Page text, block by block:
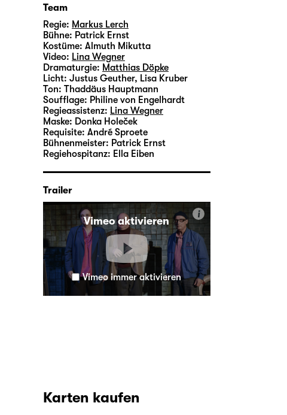
Team
Regie: Markus Lerch
Bühne: Patrick Ernst
Kostüme: Almuth Mikutta
Video: Lina Wegner
Dramaturgie: Matthias Döpke
Licht: Justus Geuther, Lisa Kruber
Ton: Thaddäus Hauptmann
Soufflage: Philine von Engelhardt
Regieassistenz: Lina Wegner
Maske: Donka Holeček
Requisite: André Sproete
Bühnenmeister: Patrick Ernst
Regiehospitanz: Ella Eiben
Trailer
Vimeo aktivieren
i
Vimeo immer aktivieren
Karten kaufen